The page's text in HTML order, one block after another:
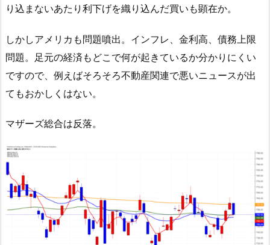
り込まないあたり利下げを織り込んだ買いも顕在か。
しかしアメリカも問題噴出。インフレ、金利高、債務上限
問題。足元の経済もどこで何が起きているか分かりにくい
ですので、例えばそろそろ不動産関連で悪いニュースが出
てもおかしくはない。
マザーズ総合は反落。